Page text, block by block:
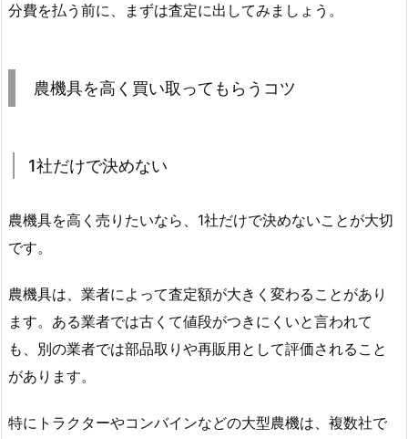
分費を払う前に、まずは査定に出してみましょう。
農機具を高く買い取ってもらうコツ
1社だけで決めない
農機具を高く売りたいなら、1社だけで決めないことが大切
です。
農機具は、業者によって査定額が大きく変わることがあり
ます。ある業者では古くて値段がつきにくいと言われて
も、別の業者では部品取りや再販用として評価されること
があります。
特にトラクターやコンバインなどの大型農機は、複数社で